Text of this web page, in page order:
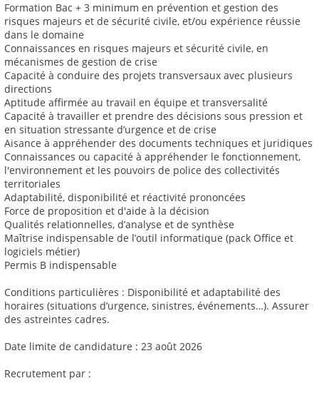
Formation Bac + 3 minimum en prévention et gestion des
risques majeurs et de sécurité civile, et/ou expérience réussie
dans le domaine
Connaissances en risques majeurs et sécurité civile, en
mécanismes de gestion de crise
Capacité à conduire des projets transversaux avec plusieurs
directions
Aptitude affirmée au travail en équipe et transversalité
Capacité à travailler et prendre des décisions sous pression et
en situation stressante d’urgence et de crise
Aisance à appréhender des documents techniques et juridiques
Connaissances ou capacité à appréhender le fonctionnement,
l'environnement et les pouvoirs de police des collectivités
territoriales
Adaptabilité, disponibilité et réactivité prononcées
Force de proposition et d'aide à la décision
Qualités relationnelles, d’analyse et de synthèse
Maîtrise indispensable de l’outil informatique (pack Office et
logiciels métier)
Permis B indispensable
Conditions particulières : Disponibilité et adaptabilité des
horaires (situations d’urgence, sinistres, événements…). Assurer
des astreintes cadres.
Date limite de candidature : 23 août 2026
Recrutement par :